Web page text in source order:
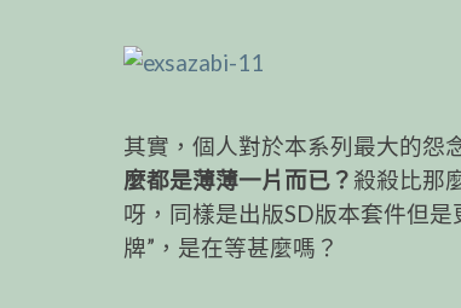
其實，個人對於本系列最大的怨
麼都是薄薄一片而已？ 殺殺比那
呀，同樣是出版SD版本套件但
牌”，是在等甚麼嗎？